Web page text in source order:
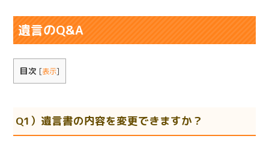
遺言のQ&A
目次 [表示]
Q1）遺言書の内容を変更できますか？